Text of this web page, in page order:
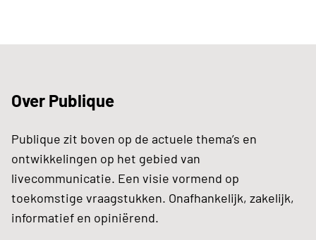
Over Publique
Publique zit boven op de actuele thema’s en
ontwikkelingen op het gebied van
livecommunicatie. Een visie vormend op
toekomstige vraagstukken. Onafhankelijk, zakelijk,
informatief en opiniërend.